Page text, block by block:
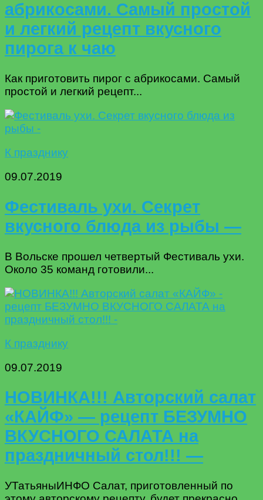
абрикосами. Самый простой
и легкий рецепт вкусного
пирога к чаю
Как приготовить пирог с абрикосами. Самый
простой и легкий рецепт...
К празднику
09.07.2019
Фестиваль ухи. Секрет
вкусного блюда из рыбы —
В Вольске прошел четвертый Фестиваль ухи.
Около 35 команд готовили...
К празднику
09.07.2019
НОВИНКА!!! Авторский салат
«КАЙФ» — рецепт БЕЗУМНО
ВКУСНОГО САЛАТА на
праздничный стол!!! —
УТатьяныИНФО Салат, приготовленный по